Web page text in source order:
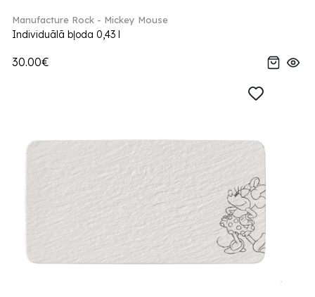
Manufacture Rock - Mickey Mouse
Individuālā bļoda 0,43 l
30.00€